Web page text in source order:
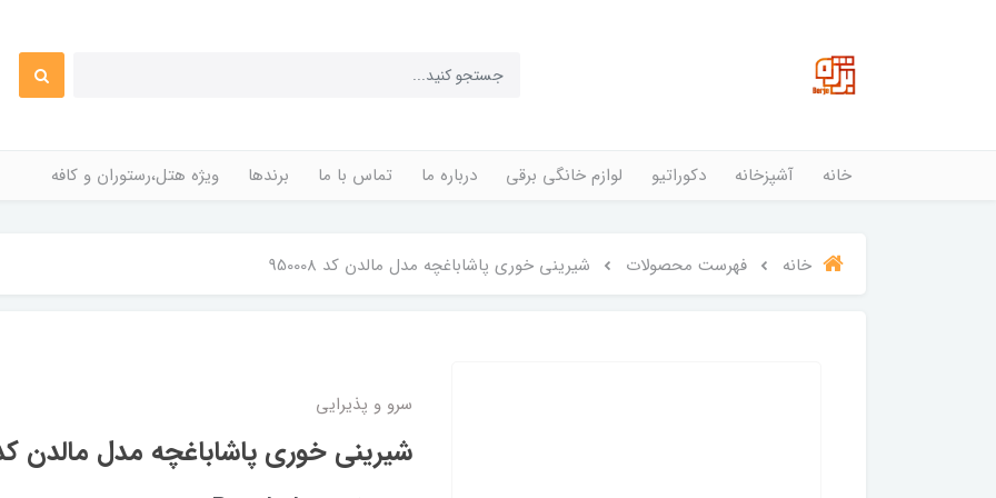
خانه آشپزخانه دکوراتیو لوازم خانگی برقی درباره ما تماس با ما برندها ویژه هتل،رستوران و کافه
خانه فهرست محصولات شیرینی خوری پاشاباغچه مدل مالدن کد 950008
سرو و پذیرایی
شیرینی خوری پاشاباغچه مدل مالدن کد